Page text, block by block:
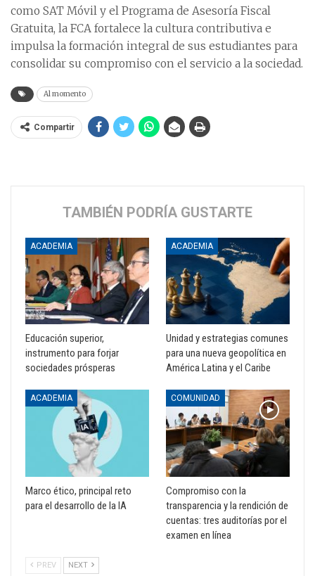
como SAT Móvil y el Programa de Asesoría Fiscal
Gratuita, la FCA fortalece la cultura contributiva e
impulsa la formación integral de sus estudiantes para
consolidar su compromiso con el servicio a la sociedad.
Al momento
Compartir
TAMBIÉN PODRÍA GUSTARTE
ACADEMIA
Educación superior,
instrumento para forjar
sociedades prósperas
ACADEMIA
Unidad y estrategias comunes
para una nueva geopolítica en
América Latina y el Caribe
ACADEMIA
Marco ético, principal reto
para el desarrollo de la IA
COMUNIDAD
Compromiso con la
transparencia y la rendición de
cuentas: tres auditorías por el
examen en línea
PREV NEXT